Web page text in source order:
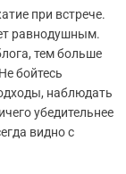
при встрече.
равнодушным.
тем больше
бойтесь
наблюдать
убедительнее
видно с